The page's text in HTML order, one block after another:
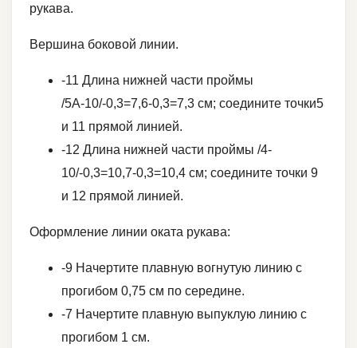
рукава.
Вершина боковой линии.
-11 Длина нижней части проймы
/5А-10/-0,3=7,6-0,3=7,3 см; соедините точки5
и 11 прямой линией.
-12 Длина нижней части проймы /4-
10/-0,3=10,7-0,3=10,4 см; соедините точки 9
и 12 прямой линией.
Оформление линии оката рукава:
-9 Начертите плавную вогнутую линию с
прогибом 0,75 см по середине.
-7 Начертите плавную выпуклую линию с
прогибом 1 см.